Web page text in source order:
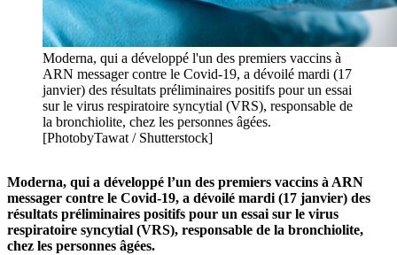
Moderna, qui a développé l'un des premiers vaccins à
ARN messager contre le Covid-19, a dévoilé mardi (17
janvier) des résultats préliminaires positifs pour un essai
sur le virus respiratoire syncytial (VRS), responsable de
la bronchiolite, chez les personnes âgées.
[PhotobyTawat / Shutterstock]
Moderna, qui a développé l’un des premiers vaccins à ARN
messager contre le Covid-19, a dévoilé mardi (17 janvier) des
résultats préliminaires positifs pour un essai sur le virus
respiratoire syncytial (VRS), responsable de la bronchiolite,
chez les personnes âgées.